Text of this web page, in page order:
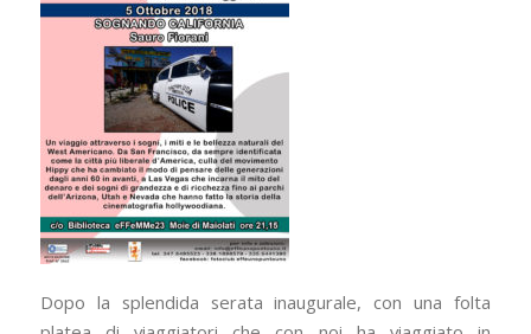
Dopo la splendida serata inaugurale, con una folta